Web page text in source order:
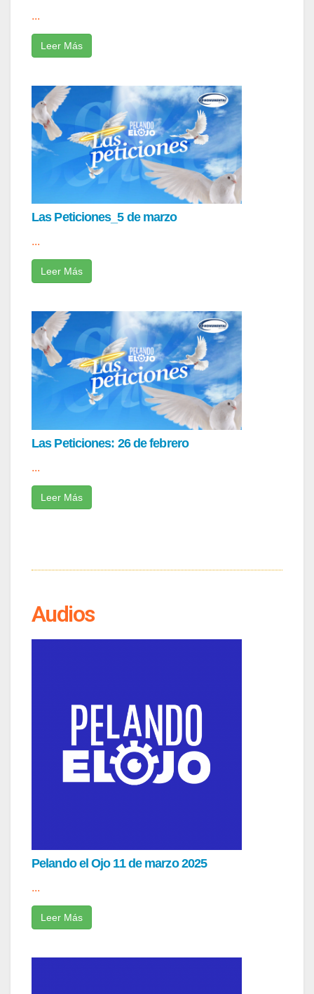
...
Leer Más
Las Peticiones_5 de marzo
...
Leer Más
Las Peticiones: 26 de febrero
...
Leer Más
Audios
Pelando el Ojo 11 de marzo 2025
...
Leer Más